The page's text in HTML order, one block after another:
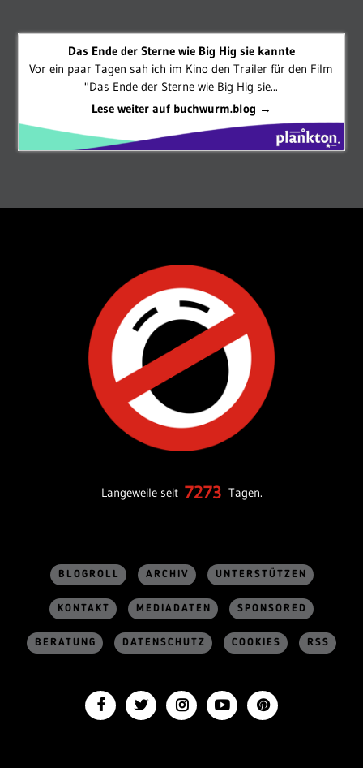
Das Ende der Sterne wie Big Hig sie kannte
Vor ein paar Tagen sah ich im Kino den Trailer für den Film
"Das Ende der Sterne wie Big Hig sie...
Lese weiter auf buchwurm.blog →
Langeweile seit 7273 Tagen.
BLOGROLL ARCHIV UNTERSTÜTZEN
KONTAKT MEDIADATEN SPONSORED
BERATUNG DATENSCHUTZ COOKIES RSS